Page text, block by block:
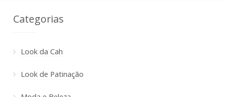
Categorias
Look da Cah
Look de Patinação